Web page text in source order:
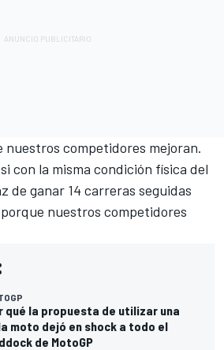
nuestros competidores mejoran.
con la misma condición física del
de ganar 14 carreras seguidas
nuestros competidores
qué la propuesta de utilizar una
moto dejó en shock a todo el
de MotoGP